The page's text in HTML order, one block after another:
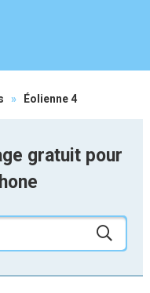
» Éolienne 4
gratuit pour